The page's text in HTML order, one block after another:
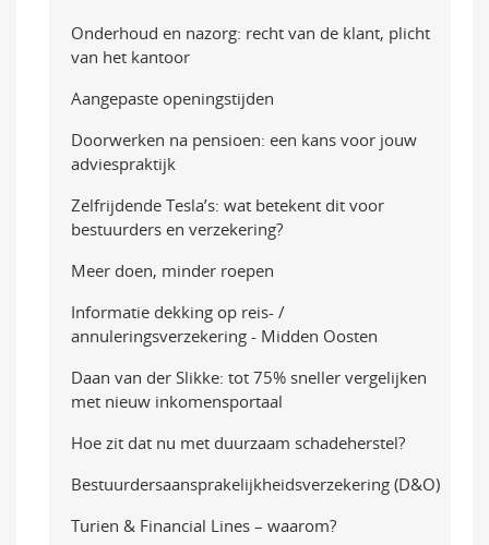
Onderhoud en nazorg: recht van de klant, plicht
van het kantoor
Aangepaste openingstijden
Doorwerken na pensioen: een kans voor jouw
adviespraktijk
Zelfrijdende Tesla’s: wat betekent dit voor
bestuurders en verzekering?
Meer doen, minder roepen
Informatie dekking op reis- /
annuleringsverzekering - Midden Oosten
Daan van der Slikke: tot 75% sneller vergelijken
met nieuw inkomensportaal
Hoe zit dat nu met duurzaam schadeherstel?
Bestuurdersaansprakelijkheidsverzekering (D&O)
Turien & Financial Lines – waarom?